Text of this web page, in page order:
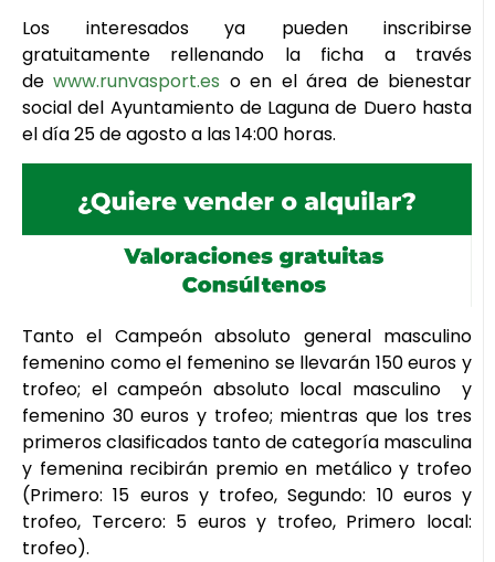
Los interesados ya pueden inscribirse
gratuitamente rellenando la ficha a través
dewww.runvasport.es o en el área de bienestar
social del Ayuntamiento de Laguna de Duero hasta
el día 25 de agosto a las 14:00 horas.
Tanto el Campeón absoluto general masculino
femenino como el femenino se llevarán 150 euros y
trofeo; el campeón absoluto local masculino y
femenino 30 euros y trofeo; mientras que los tres
primeros clasificados tanto de categoría masculina
y femenina recibirán premio en metálico y trofeo
(Primero: 15 euros y trofeo, Segundo: 10 euros y
trofeo, Tercero: 5 euros y trofeo, Primero local:
trofeo).